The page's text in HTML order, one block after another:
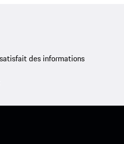
des informations